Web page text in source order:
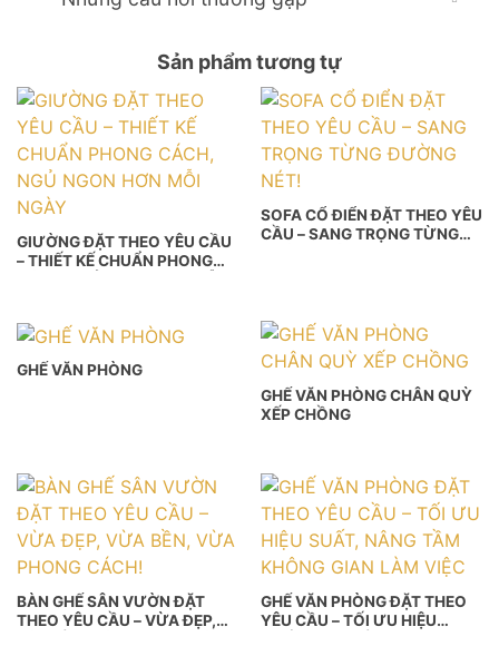
Sản phẩm tương tự
GIƯỜNG ĐẶT THEO YÊU CẦU
– THIẾT KẾ CHUẨN PHONG
SOFA CỔ ĐIỂN ĐẶT THEO YÊU
CẦU – SANG TRỌNG TỪNG
GHẾ VĂN PHÒNG
GHẾ VĂN PHÒNG CHÂN QUỲ
XẾP CHỒNG
BÀN GHẾ SÂN VƯỜN ĐẶT
THEO YÊU CẦU – VỪA ĐẸP,
GHẾ VĂN PHÒNG ĐẶT THEO
YÊU CẦU – TỐI ƯU HIỆU